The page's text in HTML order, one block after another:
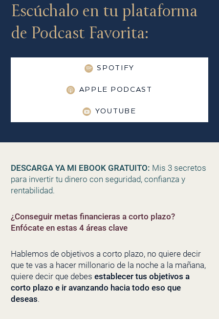
Escúchalo en tu plataforma
de Podcast Favorita:
SPOTIFY
APPLE PODCAST
YOUTUBE
DESCARGA YA MI EBOOK GRATUITO: Mis 3 secretos
para invertir tu dinero con seguridad, confianza y
rentabilidad.
¿Conseguir metas financieras a corto plazo?
Enfócate en estas 4 áreas clave
Hablemos de objetivos a corto plazo, no quiere decir
que te vas a hacer millonario de la noche a la mañana,
quiere decir que debes establecer tus objetivos a
corto plazo e ir avanzando hacia todo eso que
deseas.